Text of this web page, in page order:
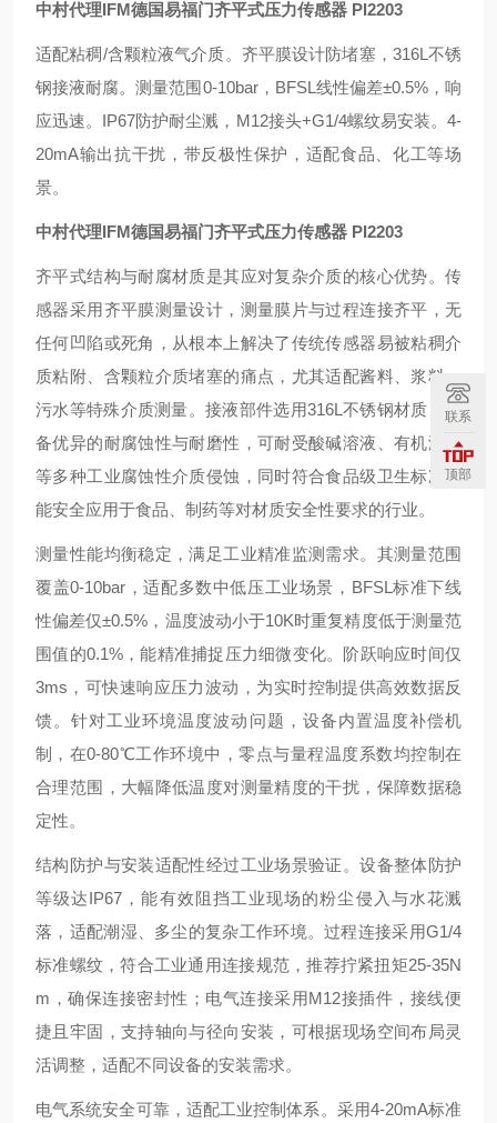
中村代理IFM德国易福门齐平式压力传感器 PI2203
适配粘稠/含颗粒液气介质。齐平膜设计防堵塞，316L不锈
钢接液耐腐。测量范围0-10bar，BFSL线性偏差±0.5%，响
应迅速。IP67防护耐尘溅，M12接头+G1/4螺纹易安装。4-
20mA输出抗干扰，带反极性保护，适配食品、化工等场
景。
中村代理IFM德国易福门齐平式压力传感器 PI2203
齐平式结构与耐腐材质是其应对复杂介质的核心优势。传
感器采用齐平膜测量设计，测量膜片与过程连接齐平，无
任何凹陷或死角，从根本上解决了传统传感器易被粘稠介
质粘附、含颗粒介质堵塞的痛点，尤其适配酱料、浆料、
污水等特殊介质测量。接液部件选用316L不锈钢材质，具
备优异的耐腐蚀性与耐磨性，可耐受酸碱溶液、有机溶剂
等多种工业腐蚀性介质侵蚀，同时符合食品级卫生标准，
能安全应用于食品、制药等对材质安全性要求的行业。
测量性能均衡稳定，满足工业精准监测需求。其测量范围
覆盖0-10bar，适配多数中低压工业场景，BFSL标准下线
性偏差仅±0.5%，温度波动小于10K时重复精度低于测量范
围值的0.1%，能精准捕捉压力细微变化。阶跃响应时间仅
3ms，可快速响应压力波动，为实时控制提供高效数据反
馈。针对工业环境温度波动问题，设备内置温度补偿机
制，在0-80℃工作环境中，零点与量程温度系数均控制在
合理范围，大幅降低温度对测量精度的干扰，保障数据稳
定性。
结构防护与安装适配性经过工业场景验证。设备整体防护
等级达IP67，能有效阻挡工业现场的粉尘侵入与水花溅
落，适配潮湿、多尘的复杂工作环境。过程连接采用G1/4
标准螺纹，符合工业通用连接规范，推荐拧紧扭矩25-35N
m，确保连接密封性；电气连接采用M12接插件，接线便
捷且牢固，支持轴向与径向安装，可根据现场空间布局灵
活调整，适配不同设备的安装需求。
电气系统安全可靠，适配工业控制体系。采用4-20mA标准
联系
顶部